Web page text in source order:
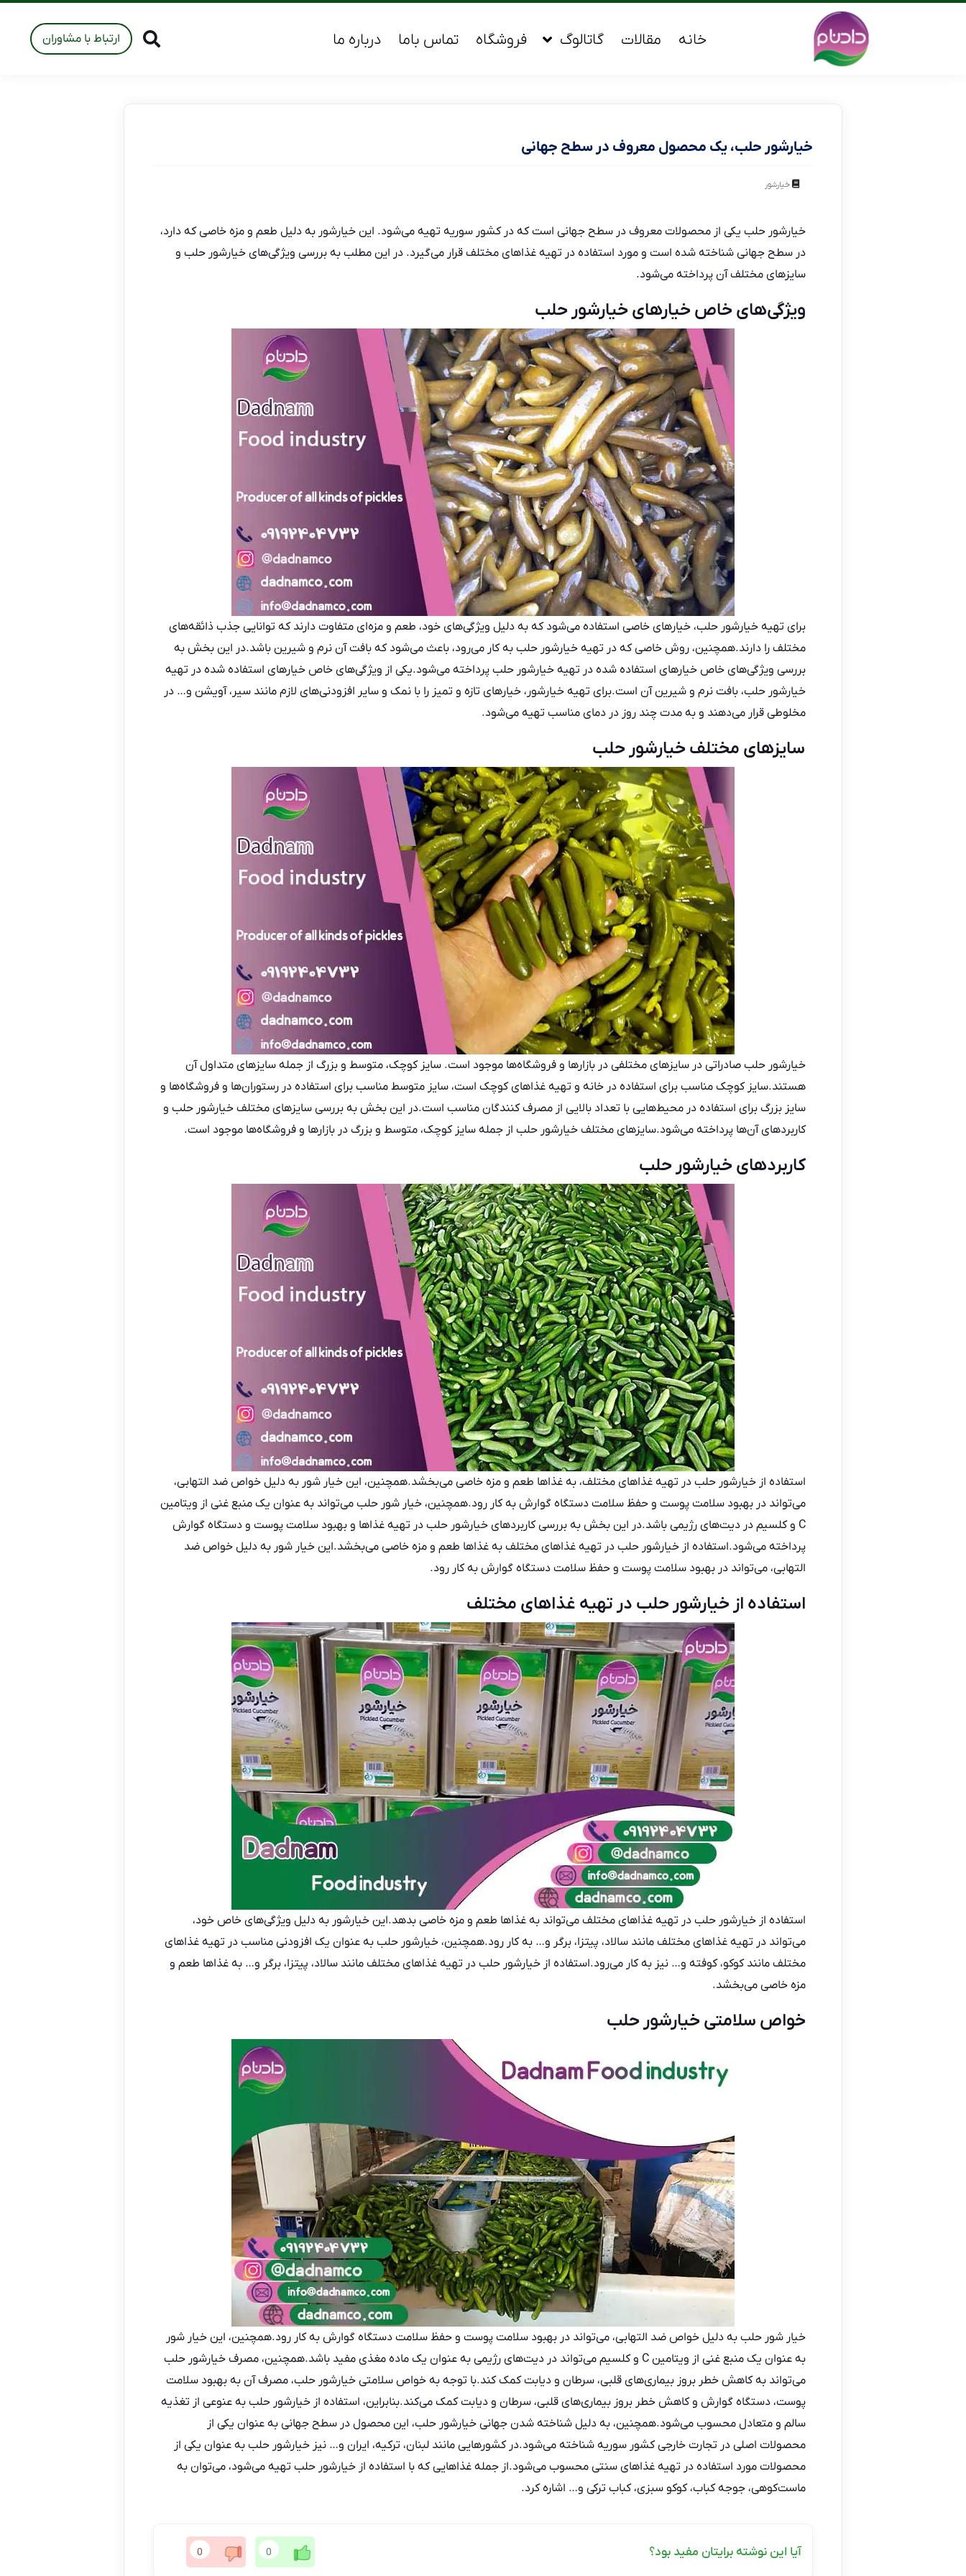
خانه مقالات گاتالوگ فروشگاه تماس باما درباره ما ارتباط با مشاوران
خیارشور حلب، یک محصول معروف در سطح جهانی
خیارشور
خیارشور حلب یکی از محصولات معروف در سطح جهانی است که در کشور سوریه تهیه می‌شود. این خیارشور به دلیل طعم و مزه خاصی که دارد،
در سطح جهانی شناخته شده است و مورد استفاده در تهیه غذاهای مختلف قرار می‌گیرد. در این مطلب به بررسی ویژگی‌های خیارشور حلب و
سایزهای مختلف آن پرداخته می‌شود.
ویژگی‌های خاص خیارهای خیارشور حلب
برای تهیه خیارشور حلب، خیارهای خاصی استفاده می‌شود که به دلیل ویژگی‌های خود، طعم و مزه‌ای متفاوت دارند که توانایی جذب ذائقه‌های
مختلف را دارند.همچنین، روش خاصی که در تهیه خیارشور حلب به کار می‌رود، باعث می‌شود که بافت آن نرم و شیرین باشد.در این بخش به
بررسی ویژگی‌های خاص خیارهای استفاده شده در تهیه خیارشور حلب پرداخته می‌شود.یکی از ویژگی‌های خاص خیارهای استفاده شده در تهیه
خیارشور حلب، بافت نرم و شیرین آن است.برای تهیه خیارشور، خیارهای تازه و تمیز را با نمک و سایر افزودنی‌های لازم مانند سیر، آویشن و… در
مخلوطی قرار می‌دهند و به مدت چند روز در دمای مناسب تهیه می‌شود.
سایزهای مختلف خیارشور حلب
خیارشور حلب صادراتی در سایزهای مختلفی در بازارها و فروشگاه‌ها موجود است. سایز کوچک، متوسط و بزرگ از جمله سایزهای متداول آن
هستند.سایز کوچک مناسب برای استفاده در خانه و تهیه غذاهای کوچک است، سایز متوسط مناسب برای استفاده در رستوران‌ها و فروشگاه‌ها و
سایز بزرگ برای استفاده در محیط‌هایی با تعداد بالایی از مصرف کنندگان مناسب است.در این بخش به بررسی سایزهای مختلف خیارشور حلب و
کاربردهای آن‌ها پرداخته می‌شود.سایزهای مختلف خیارشور حلب از جمله سایز کوچک، متوسط و بزرگ در بازارها و فروشگاه‌ها موجود است.
کاربردهای خیارشور حلب
استفاده از خیارشور حلب در تهیه غذاهای مختلف، به غذاها طعم و مزه خاصی می‌بخشد.همچنین، این خیار شور به دلیل خواص ضد التهابی،
می‌تواند در بهبود سلامت پوست و حفظ سلامت دستگاه گوارش به کار رود.همچنین، خیار شور حلب می‌تواند به عنوان یک منبع غنی از ویتامین
C و کلسیم در دیت‌های رژیمی باشد.در این بخش به بررسی کاربردهای خیارشور حلب در تهیه غذاها و بهبود سلامت پوست و دستگاه گوارش
پرداخته می‌شود.استفاده از خیارشور حلب در تهیه غذاهای مختلف به غذاها طعم و مزه خاصی می‌بخشد.این خیار شور به دلیل خواص ضد
التهابی، می‌تواند در بهبود سلامت پوست و حفظ سلامت دستگاه گوارش به کار رود.
استفاده از خیارشور حلب در تهیه غذاهای مختلف
استفاده از خیارشور حلب در تهیه غذاهای مختلف می‌تواند به غذاها طعم و مزه خاصی بدهد.این خیارشور به دلیل ویژگی‌های خاص خود،
می‌تواند در تهیه غذاهای مختلف مانند سالاد، پیتزا، برگر و… به کار رود.همچنین، خیارشور حلب به عنوان یک افزودنی مناسب در تهیه غذاهای
مختلف مانند کوکو، کوفته و… نیز به کار می‌رود.استفاده از خیارشور حلب در تهیه غذاهای مختلف مانند سالاد، پیتزا، برگر و… به غذاها طعم و
مزه خاصی می‌بخشد.
خواص سلامتی خیارشور حلب
خیار شور حلب به دلیل خواص ضد التهابی، می‌تواند در بهبود سلامت پوست و حفظ سلامت دستگاه گوارش به کار رود.همچنین، این خیار شور
به عنوان یک منبع غنی از ویتامین C و کلسیم می‌تواند در دیت‌های رژیمی به عنوان یک ماده مغذی مفید باشد.همچنین،
مصرف خیارشور حلب
می‌تواند به کاهش خطر بروز بیماری‌های قلبی، سرطان و دیابت کمک کند.با توجه به خواص سلامتی خیارشور حلب، مصرف آن به بهبود سلامت
پوست، دستگاه گوارش و کاهش خطر بروز بیماری‌های قلبی، سرطان و دیابت کمک می‌کند.بنابراین، استفاده از خیارشور حلب به عنوعی از تغذیه
سالم و متعادل محسوب می‌شود.همچنین، به دلیل شناخته شدن جهانی خیارشور حلب، این محصول در سطح جهانی به عنوان یکی از
محصولات اصلی در تجارت خارجی کشور سوریه شناخته می‌شود.در کشورهایی مانند لبنان، ترکیه، ایران و… نیز خیارشور حلب به عنوان یکی از
محصولات مورد استفاده در تهیه غذاهای سنتی محسوب می‌شود.از جمله غذاهایی که با استفاده از خیارشور حلب تهیه می‌شود، می‌توان به
ماست‌کوهی، جوجه کباب، کوکو سبزی، کباب ترکی و… اشاره کرد.
آیا این نوشته برایتان مفید بود؟ 0
0